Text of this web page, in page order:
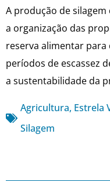
A produção de
a organização das
reserva alimentar para
períodos de escassez
a sustentabilidade da
Agricultura, Estrela
Silagem